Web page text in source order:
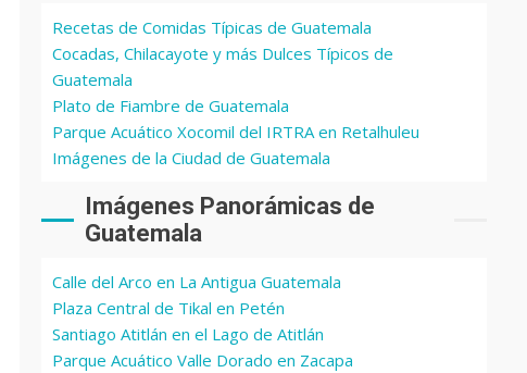
Recetas de Comidas Típicas de Guatemala
Cocadas, Chilacayote y más Dulces Típicos de
Guatemala
Plato de Fiambre de Guatemala
Parque Acuático Xocomil del IRTRA en Retalhuleu
Imágenes de la Ciudad de Guatemala
Imágenes Panorámicas de
Guatemala
Calle del Arco en La Antigua Guatemala
Plaza Central de Tikal en Petén
Santiago Atitlán en el Lago de Atitlán
Parque Acuático Valle Dorado en Zacapa